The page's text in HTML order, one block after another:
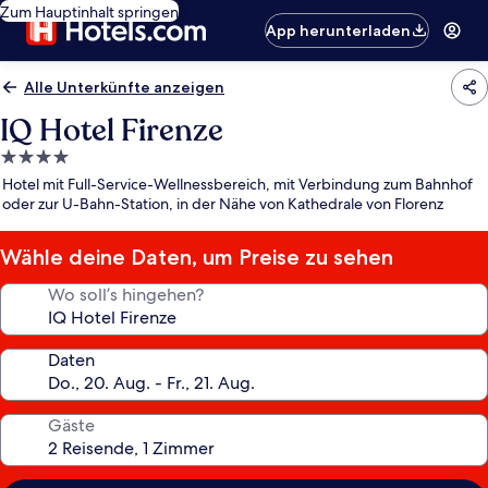
Zum Hauptinhalt springen
App herunterladen
Alle Unterkünfte anzeigen
IQ Hotel Firenze
4.0-
Sterne-
Unterkunft
Hotel mit Full-Service-Wellnessbereich, mit Verbindung zum Bahnhof
oder zur U-Bahn-Station, in der Nähe von Kathedrale von Florenz
Wähle deine Daten, um Preise zu sehen
Wo soll’s hingehen?
Daten
Gäste